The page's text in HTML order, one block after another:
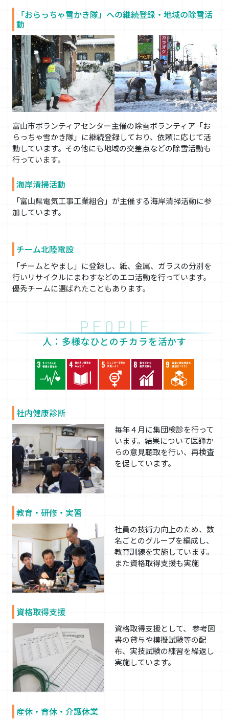
「おらっちゃ雪かき隊」への継続登録・地域の除雪活
動
富山市ボランティアセンター主催の除雪ボランティア「お
らっちゃ雪かき隊」に継続登録しており、依頼に応じて活
動しています。その他にも地域の交差点などの除雪活動も
行っています。
海岸清掃活動
「富山県電気工事工業組合」が主催する海岸清掃活動に参
加しています。
チーム北陸電設
「チームとやまし」に登録し、紙、金属、ガラスの分別を
行いリサイクルにまわすなどのエコ活動を行っています。
優秀チームに選ばれたこともあります。
PEOPLE
人：多様なひとのチカラを活かす
社内健康診断
毎年４月に集団検診を行って
います。結果について医師か
らの意見聴取を行い、再検査
を促しています。
教育・研修・実習
社員の技術力向上のため、数
名ごとのグループを編成し、
教育訓練を実施しています。
また資格取得支援も実施
資格取得支援
資格取得支援として、 参考図
書の貸与や模擬試験等の配
布、実技試験の練習を繰返し
実施しています。
産休・育休・介護休業